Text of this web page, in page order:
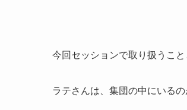
今回セッションで取り扱うこ
ラテさんは、集団の中にいるの